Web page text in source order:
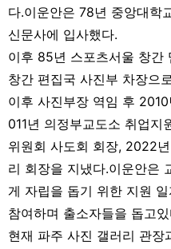
다.이운안은 78년 중앙대학
신문사에 입사했다.
이후 85년 스포츠서울 창간
창간 편집국 사진부 차장으
이후 사진부장 역임 후
011년 의정부교도소 취업지
위원회 사도회 회장, 2022
리 회장을 지냈다.이운안은
게 자립을 돕기 위한 지원
참여하며 출소자들을 돕고
현재 파주 사진 갤러리 관장